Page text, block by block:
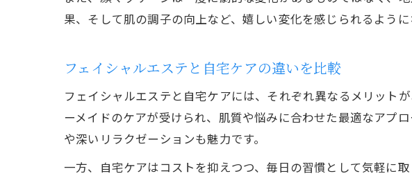
果、そして肌の調子の向上など、嬉しい変化を感じられるように
フェイシャルエステと自宅ケアの違いを比較
フェイシャルエステと自宅ケアには、それぞれ異なるメリット
ーメイドのケアが受けられ、肌質や悩みに合わせた最適なアプ
や深いリラクゼーションも魅力です。
一方、自宅ケアはコストを抑えつつ、毎日の習慣として気軽に